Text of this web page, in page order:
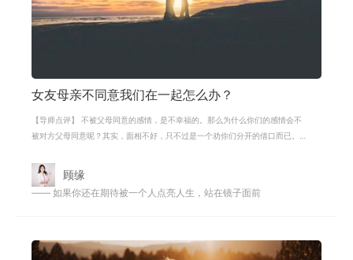
女友母亲不同意我们在一起怎么办？
【导师点评】 不被父母同意的感情，是不幸福的。那么为什么你们的感情会不
被对方父母同意呢？其实，面相不好，只不过是一个劝你们分开的借口而已。
顾缘
—— 如果你还在期待被一个人点亮人生，站在镜子面前